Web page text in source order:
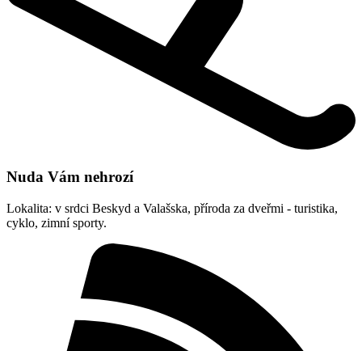
Nuda Vám nehrozí
Lokalita: v srdci Beskyd a Valašska, příroda za dveřmi - turistika,
cyklo, zimní sporty.